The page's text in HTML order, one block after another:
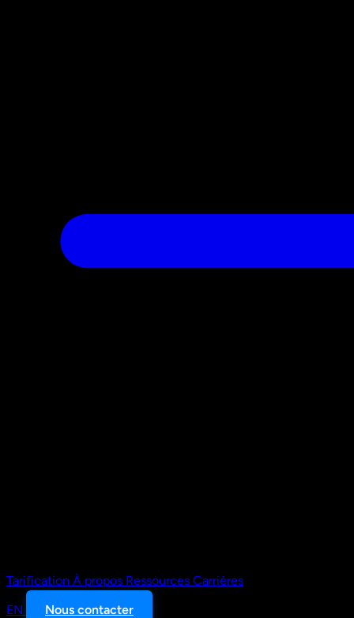
Tarification À propos Ressources Carrières
EN
Nous contacter